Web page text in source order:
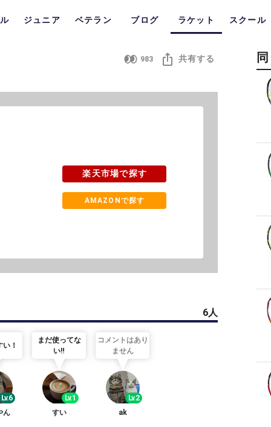
ジュニア ベテラン ブログ ラケット スクール
983 共有する
楽天市場で探す
AMAZONで探す
6人
！
Lv.6
ん
まだ使ってな
い‼︎
Lv.1
すい
コメントはあり
ません
Lv.2
ak